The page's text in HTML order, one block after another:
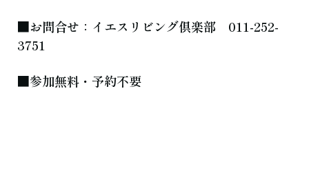
■お問合せ：イエスリビング倶楽部 011-252-
3751
■参加無料・予約不要